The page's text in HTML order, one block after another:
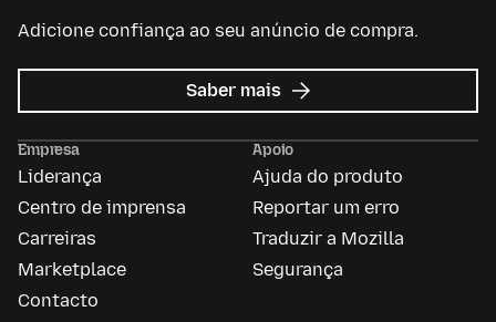
Adicione confiança ao seu anúncio de compra.
Saber mais sobre
Anúncios
Mozilla
Empresa
Liderança
Centro de imprensa
Carreiras
Marketplace
Contacto
Apoio
Ajuda do produto
Reportar um erro
Traduzir a Mozilla
Segurança